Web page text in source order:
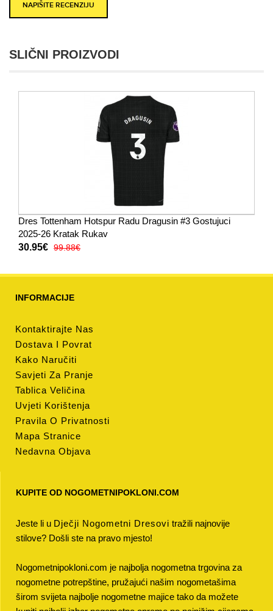
NAPIŠITE RECENZIJU
SLIČNI PROIZVODI
Dres Tottenham Hotspur Radu Dragusin #3 Gostujuci
2025-26 Kratak Rukav
30.95€ 99.88€
INFORMACIJE
Kontaktirajte Nas
Dostava I Povrat
Kako Naručiti
Savjeti Za Pranje
Tablica Veličina
Uvjeti Korištenja
Pravila O Privatnosti
Mapa Stranice
Nedavna Objava
KUPITE OD NOGOMETNIPOKLONI.COM
Jeste li u Dječji Nogometni Dresovi tražili najnovije
stilove? Došli ste na pravo mjesto!
Nogometnipokloni.com je najbolja nogometna trgovina za
nogometne potrepštine, pružajući našim nogometašima
širom svijeta najbolje nogometne majice tako da možete